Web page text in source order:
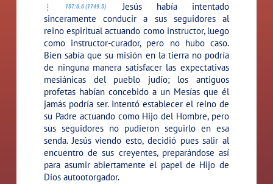
157:6.6 (1749.5)
Jesús había intentado
sinceramente conducir a sus seguidores al
reino espiritual actuando como instructor, luego
como instructor-curador, pero no hubo caso.
Bien sabía que su misión en la tierra no podría
de ninguna manera satisfacer las expectativas
mesiánicas del pueblo judío; los antiguos
profetas habían concebido a un Mesías que él
jamás podría ser. Intentó establecer el reino de
su Padre actuando como Hijo del Hombre, pero
sus seguidores no pudieron seguirlo en esa
senda. Jesús viendo esto, decidió pues salir al
encuentro de sus creyentes, preparándose así
para asumir abiertamente el papel de Hijo de
Dios autootorgador.